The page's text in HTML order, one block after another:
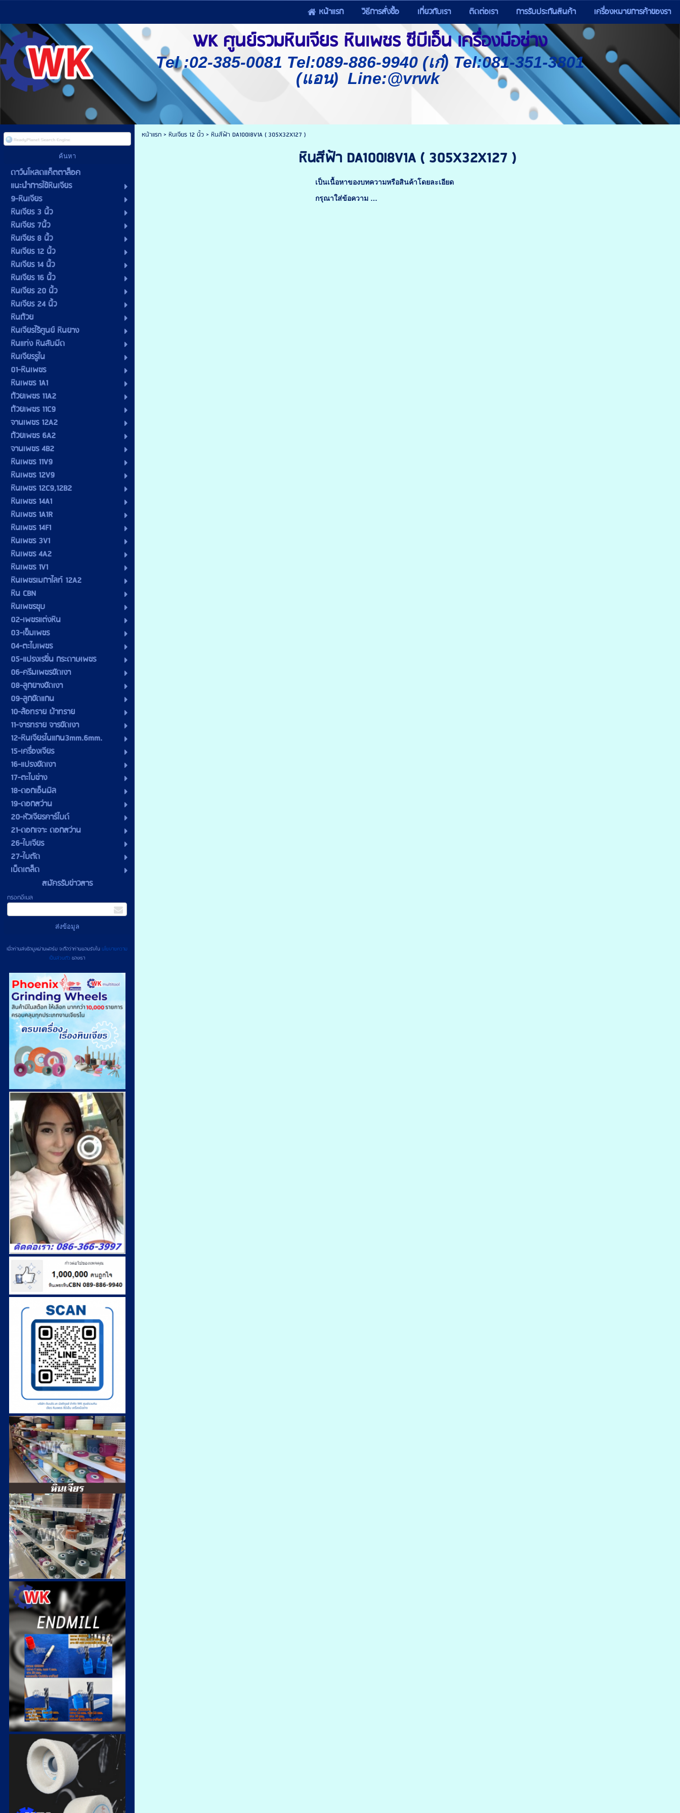
หน้าแรก วิธีการสั่งซื้อ เกี่ยวกับเรา ติดต่อเรา การรับประกันสินค้า เครื่องหมายการค้าของรา
WK ศูนย์รวมหินเจียร หินเพชร ซีบีเอ็น เครื่องมือช่าง
Tel :02-385-0081 Tel:089-886-9940 (เก๋) Tel:081-351-3801
(แอน) Line:@vrwk
ดาว์นโหลดแค็ตตาล็อค
แนะนำการใช้หินเจียร
9-หินเจียร
หินเจียร 3 นิ้ว
หินเจียร 7นิ้ว
หินเจียร 8 นิ้ว
หินเจียร 12 นิ้ว
หินเจียร 14 นิ้ว
หินเจียร 16 นิ้ว
หินเจียร 20 นิ้ว
หินเจียร 24 นิ้ว
หินถ้วย
หินเจียรไร้ศูนย์ หินยาง
หินแท่ง หินลับมีด
หินเจียรรูใน
01-หินเพชร
หินเพชร 1A1
ถ้วยเพชร 11A2
ถ้วยเพชร 11C9
จานเพชร 12A2
ถ้วยเพชร 6A2
จานเพชร 4B2
หินเพชร 11V9
หินเพชร 12V9
หินเพชร 12C9,12B2
หินเพชร 14A1
หินเพชร 1A1R
หินเพชร 14F1
หินเพชร 3V1
หินเพชร 4A2
หินเพชร 1V1
หินเพชรเมกาไลท์ 12A2
หิน CBN
หินเพชรชุบ
02-เพชรแต่งหิน
03-เข็มเพชร
04-ตะไบเพชร
05-แปรงเรซิ่น กระดาษเพชร
06-ครีมเพชรขัดเงา
08-ลูกยางขัดเงา
09-ลูกขัดแกน
10-ล้อทราย ผ้าทราย
11-จารทราย จารขัดเงา
12-หินเจียรไนแกน3mm.6mm.
15-เครื่องเจียร
16-แปรงขัดเงา
17-ตะไบช่าง
18-ดอกเอ็นมิล
19-ดอกสว่าน
20-หัวเจียรคาร์ไบด์
21-ดอกเจาะ ดอกสว่าน
26-ใบเจียร
27-ใบตัด
เบ็ดเตล็ด
สมัครรับข่าวสาร
กรอกอีเมล
เมื่อท่านส่งข้อมูลผ่านฟอร์ม จะถือว่าท่านยอมรับในนโยบายความ
เป็นส่วนตัวของเรา
หน้าแรก> หินเจียร 12 นิ้ว > หินสีฟ้า DA100I8V1A ( 305X32X127 )
หินสีฟ้า DA100I8V1A ( 305X32X127 )
เป็นเนื้อหาของบทความหรือสินค้าโดยละเอียด
กรุณาใส่ข้อความ …